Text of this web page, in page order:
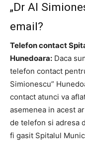
„Dr Al
email?
Telefon contact
Hunedoara: Daca
telefon contact
Simionescu”
contact atunci va
asemenea in acest
de telefon si adresa
fi gasit Spitalul